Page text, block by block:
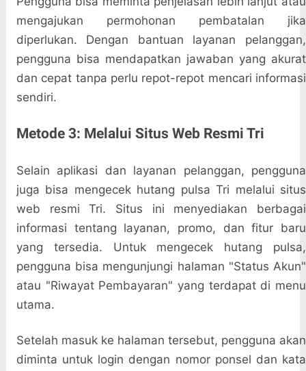
mengajukan permohonan pembatalan jika
diperlukan. Dengan bantuan layanan pelanggan,
pengguna bisa mendapatkan jawaban yang akurat
dan cepat tanpa perlu repot-repot mencari informasi
sendiri.
Metode 3: Melalui Situs Web Resmi Tri
Selain aplikasi dan layanan pelanggan, pengguna
juga bisa mengecek hutang pulsa Tri melalui situs
web resmi Tri. Situs ini menyediakan berbagai
informasi tentang layanan, promo, dan fitur baru
yang tersedia. Untuk mengecek hutang pulsa,
pengguna bisa mengunjungi halaman "Status Akun"
atau "Riwayat Pembayaran" yang terdapat di menu
utama.
Setelah masuk ke halaman tersebut, pengguna akan
diminta untuk login dengan nomor ponsel dan kata